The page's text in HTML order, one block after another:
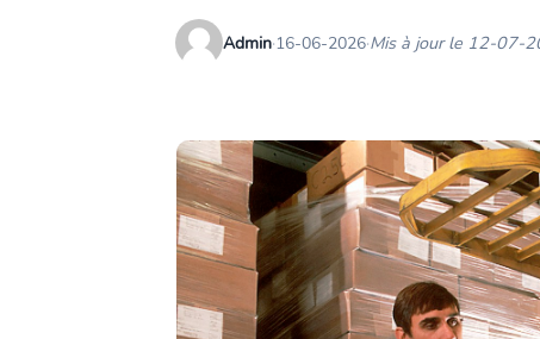
Admin·16-06-2026·Mis à jour le 12-07-